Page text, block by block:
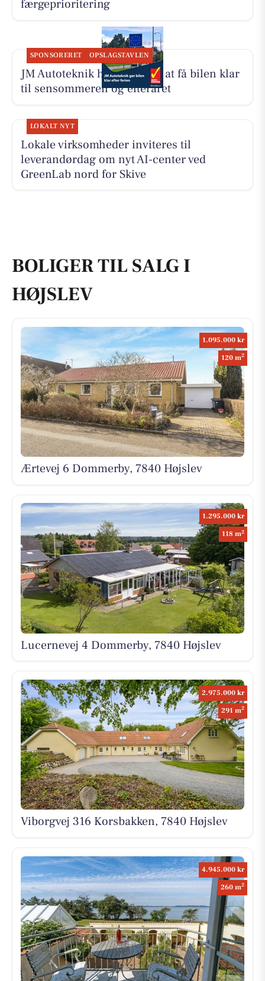
færgeprioritering
SPONSORERET OPSLAGSTAVLEN
JM Autoteknik hjælper med at få bilen klar
til sensommeren og efteråret
LOKALT NYT
Lokale virksomheder inviteres til
leverandørdag om nyt AI-center ved
GreenLab nord for Skive
BOLIGER TIL SALG I
HØJSLEV
1.095.000 kr
120 m2
Ærtevej 6 Dommerby, 7840 Højslev
1.295.000 kr
118 m2
Lucernevej 4 Dommerby, 7840 Højslev
2.975.000 kr
291 m2
Viborgvej 316 Korsbakken, 7840 Højslev
4.945.000 kr
260 m2